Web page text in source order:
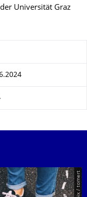
Universität Graz